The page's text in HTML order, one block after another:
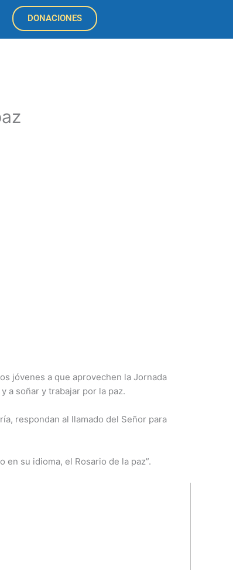
DONACIONES
jóvenes a que aprovechen la Jornada
a soñar y trabajar por la paz.
respondan al llamado del Señor para
en su idioma, el Rosario de la paz”.